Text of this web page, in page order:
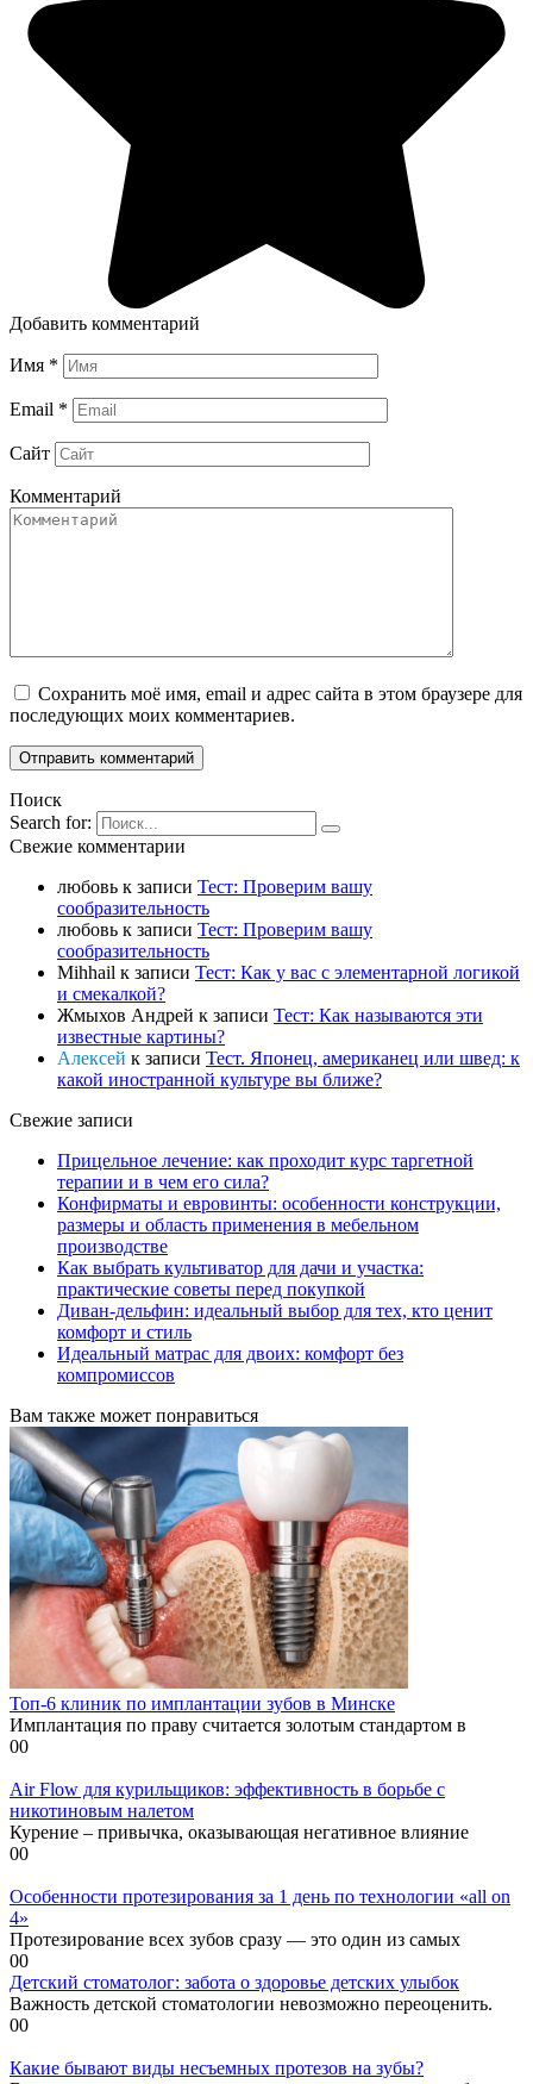
Добавить комментарий
Имя *
Email *
Сайт
Комментарий
Сохранить моё имя, email и адрес сайта в этом браузере для
последующих моих комментариев.
Поиск
Search for:
Свежие комментарии
любовь к записи Тест: Проверим вашу
сообразительность
любовь к записи Тест: Проверим вашу
сообразительность
Mihhail к записи Тест: Как у вас с элементарной логикой
и смекалкой?
Жмыхов Андрей к записи Тест: Как называются эти
известные картины?
Алексей к записи Тест. Японец, американец или швед: к
какой иностранной культуре вы ближе?
Свежие записи
Прицельное лечение: как проходит курс таргетной
терапии и в чем его сила?
Конфирматы и евровинты: особенности конструкции,
размеры и область применения в мебельном
производстве
Как выбрать культиватор для дачи и участка:
практические советы перед покупкой
Диван-дельфин: идеальный выбор для тех, кто ценит
комфорт и стиль
Идеальный матрас для двоих: комфорт без
компромиссов
Вам также может понравиться
Топ-6 клиник по имплантации зубов в Минске
Имплантация по праву считается золотым стандартом в
00
Air Flow для курильщиков: эффективность в борьбе с
никотиновым налетом
Курение – привычка, оказывающая негативное влияние
00
Особенности протезирования за 1 день по технологии «all on
4»
Протезирование всех зубов сразу — это один из самых
00
Детский стоматолог: забота о здоровье детских улыбок
Важность детской стоматологии невозможно переоценить.
00
Какие бывают виды несъемных протезов на зубы?